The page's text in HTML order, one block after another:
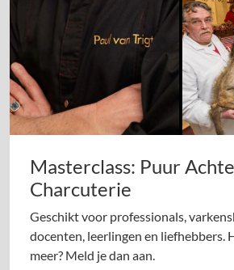
Masterclass: Puur
Charcuterie
Geschikt voor professionals,
docenten, leerlingen en liefhebbers.
meer? Meld je dan aan.